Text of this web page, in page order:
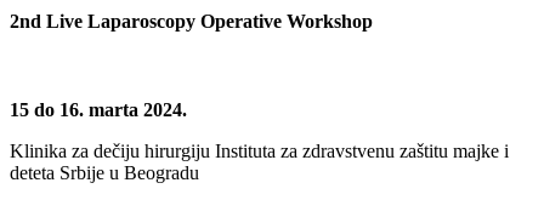
2nd Live Laparoscopy Operative Workshop
15 do 16. marta 2024.
Klinika za dečiju hirurgiju Instituta za zdravstvenu zaštitu majke i
deteta Srbije u Beogradu